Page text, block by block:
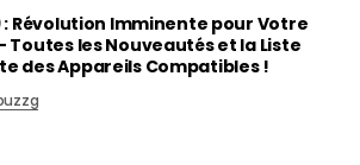
: Révolution Imminente pour Votre
Toutes les Nouveautés et la Liste
des Appareils Compatibles !